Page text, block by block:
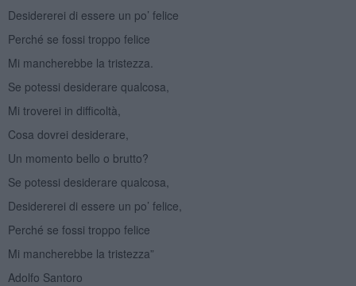
Desidererei di essere un po’ felice
Perché se fossi troppo felice
Mi mancherebbe la tristezza.
Se potessi desiderare qualcosa,
Mi troverei in difficoltà,
Cosa dovrei desiderare,
Un momento bello o brutto?
Se potessi desiderare qualcosa,
Desidererei di essere un po’ felice,
Perché se fossi troppo felice
Mi mancherebbe la tristezza”
Adolfo Santoro